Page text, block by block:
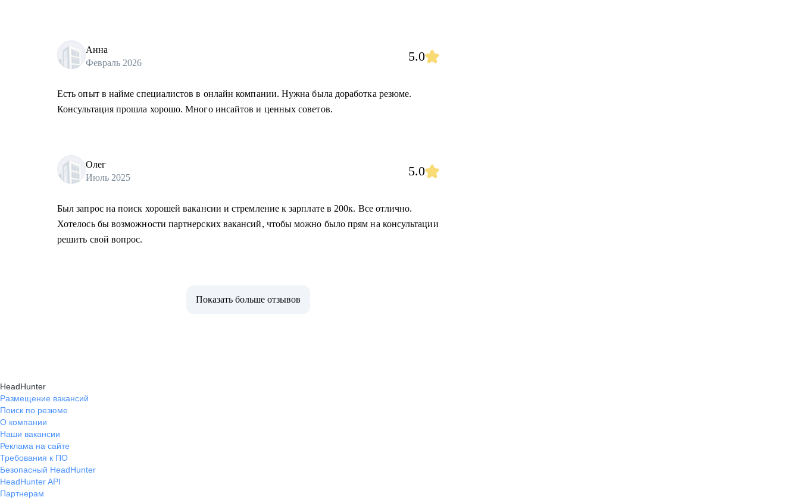
Анна
Февраль 2026
5.0
Есть опыт в найме специалистов в онлайн компании. Нужна была доработка резюме.
Консультация прошла хорошо. Много инсайтов и ценных советов.
Олег
Июль 2025
5.0
Был запрос на поиск хорошей вакансии и стремление к зарплате в 200к. Все отлично.
Хотелось бы возможности партнерских вакансий, чтобы можно было прям на консультации
решить свой вопрос.
Показать больше отзывов
HeadHunter
Размещение вакансий
Поиск по резюме
О компании
Наши вакансии
Реклама на сайте
Требования к ПО
Безопасный HeadHunter
HeadHunter API
Партнерам